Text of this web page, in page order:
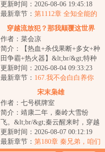
以为天崩开局，没想到这是个读
书人能够掌控天...
更新时间：2026-08-06 19:45:18
最新章节： 第1112章 全知全能的
权柄！
穿越流放犯？那我颠覆这世界
作者：菜会凉
简介：【热血+杀伐果断+多女+种
田争霸+热火器】&lt;br/&gt;特种
兵陈锋，代号“孤狼”，死后穿越到
大梁王...
更新时间：2026-08-04 09:33:23
最新章节： 167.我不会白白养你
宋末枭雄
作者：七号棋牌室
简介：靖康二年，秦岭大雪纷
飞。&lt;br/&gt;秦云醒来时，穿越
成一名宋金交战区的猎户，正被
人当作两脚羊...
更新时间：2026-08-07 00:12:19
最新章节： 第180章 秦兄弟，咱们